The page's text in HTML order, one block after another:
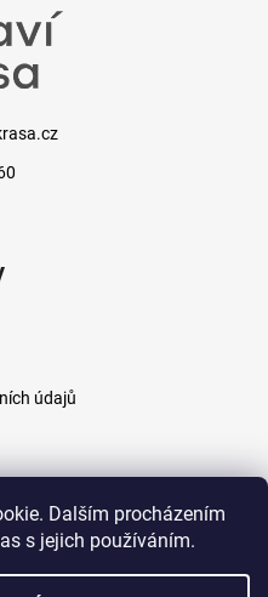
Dalším procházením
s jejich používáním.
údajů